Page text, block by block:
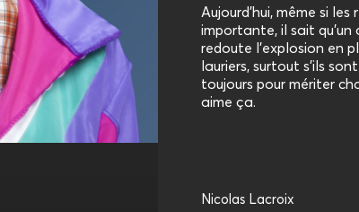
Aujourd’hui, même si
importante, il sait qu’un
redoute l’explosion en
lauriers, surtout s’ils
toujours pour mériter
aime ça.
Nicolas Lacroix